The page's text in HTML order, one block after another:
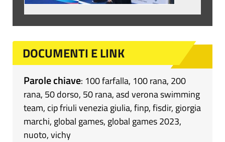
DOCUMENTI E LINK
Parole chiave: 100 farfalla, 100 rana, 200
rana, 50 dorso, 50 rana,asd verona swimming
team, cip friuli venezia giulia,finp,fisdir, giorgia
marchi, global games, global games 2023,
nuoto,vichy